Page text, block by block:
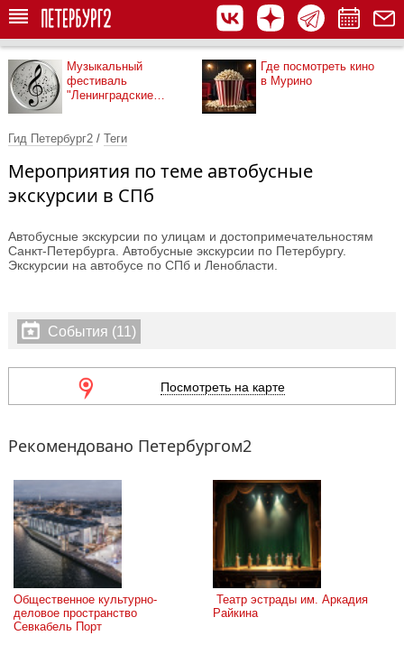
Музыкальный
фестиваль
"Ленинградские
Где посмотреть кино
в Мурино
Гид Петербург2 / Теги
Мероприятия по теме автобусные
экскурсии в СПб
Автобусные экскурсии по улицам и достопримечательностям
Санкт-Петербурга. Автобусные экскурсии по Петербургу.
Экскурсии на автобусе по СПб и Ленобласти.
События (11)
Посмотреть на карте
Рекомендовано Петербургом2
Общественное культурно-
деловое пространство
Севкабель Порт
Райкина